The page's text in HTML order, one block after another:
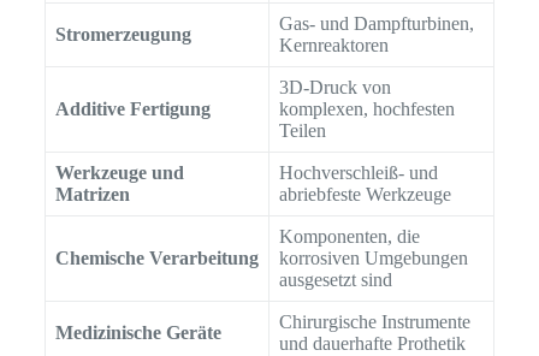
Stromerzeugung
Gas- und Dampfturbinen,
Kernreaktoren
Additive Fertigung
3D-Druck von
komplexen, hochfesten
Teilen
Werkzeuge und
Matrizen
Hochverschleiß- und
abriebfeste Werkzeuge
Chemische Verarbeitung
Komponenten, die
korrosiven Umgebungen
ausgesetzt sind
Medizinische Geräte
Chirurgische Instrumente
und dauerhafte Prothetik